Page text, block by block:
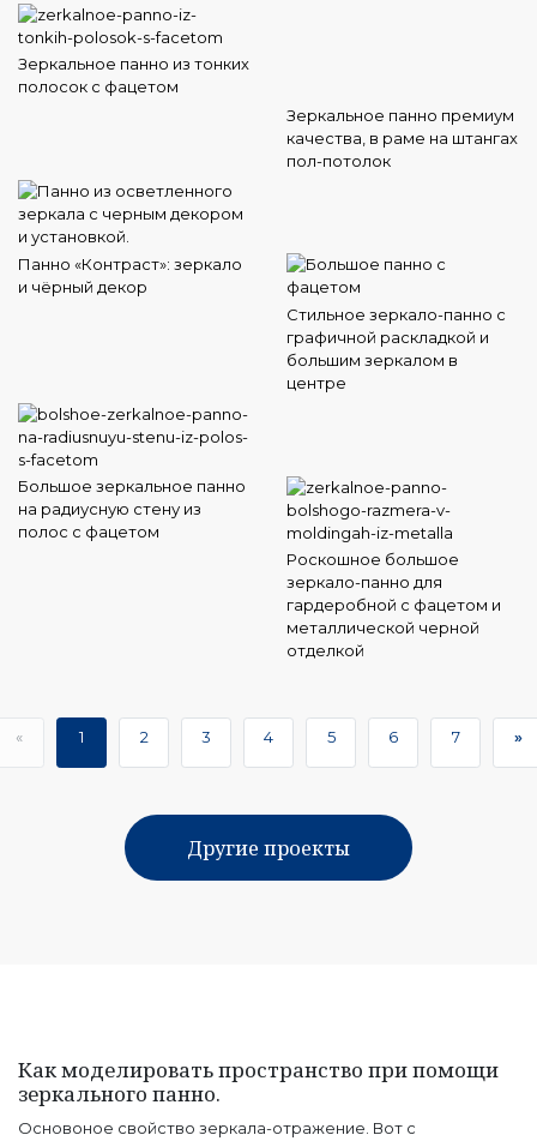
Зеркальное панно из тонких
полосок с фацетом
Зеркальное панно премиум
качества, в раме на штангах
пол-потолок
Панно «Контраст»: зеркало
и чёрный декор
Стильное зеркало-панно с
графичной раскладкой и
большим зеркалом в
центре
Большое зеркальное панно
на радиусную стену из
полос с фацетом
Роскошное большое
зеркало-панно для
гардеробной с фацетом и
металлической черной
отделкой
« 1 2 3 4 5 6 7 »
Другие проекты
Как моделировать пространство при помощи
зеркального панно.
Основоное свойство зеркала-отражение. Вот с